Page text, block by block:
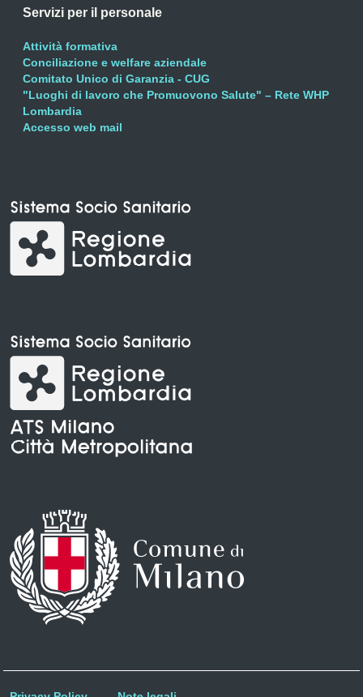
Servizi per il personale
Attività formativa
Conciliazione e welfare aziendale
Comitato Unico di Garanzia - CUG
"Luoghi di lavoro che Promuovono Salute" – Rete WHP
Lombardia
Accesso web mail